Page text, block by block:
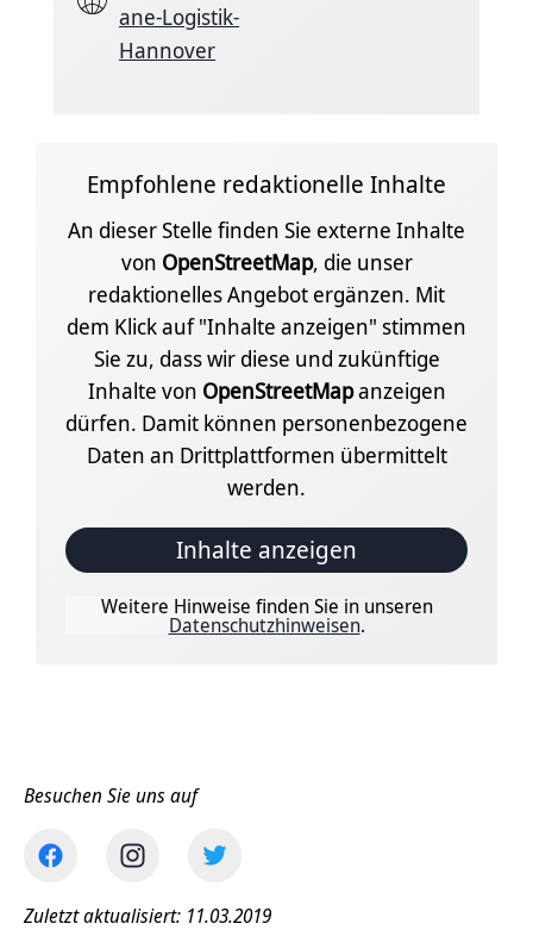
ane-Logistik-
Hannover
Empfohlene redaktionelle Inhalte
An dieser Stelle finden Sie externe Inhalte
von OpenStreetMap, die unser
redaktionelles Angebot ergänzen. Mit
dem Klick auf "Inhalte anzeigen" stimmen
Sie zu, dass wir diese und zukünftige
Inhalte von OpenStreetMapanzeigen
dürfen. Damit können personenbezogene
Daten an Drittplattformen übermittelt
werden.
Inhalte anzeigen
Weitere Hinweise finden Sie in unseren
Datenschutzhinweisen.
Besuchen Sie uns auf
Zuletzt aktualisiert: 11.03.2019